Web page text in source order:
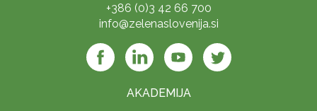
+386 (0)3 42 66 700
info@zelenaslovenija.si
AKADEMIJA